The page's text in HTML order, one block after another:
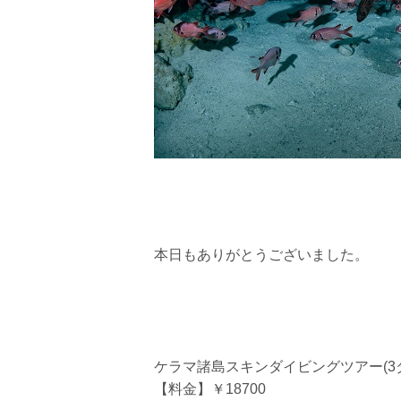
本日もありがとうございました。
ケラマ諸島スキンダイビングツアー(3
【料金】￥18700